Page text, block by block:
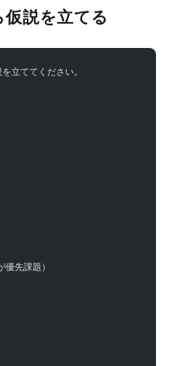
説を立てる
立ててください。
先課題）